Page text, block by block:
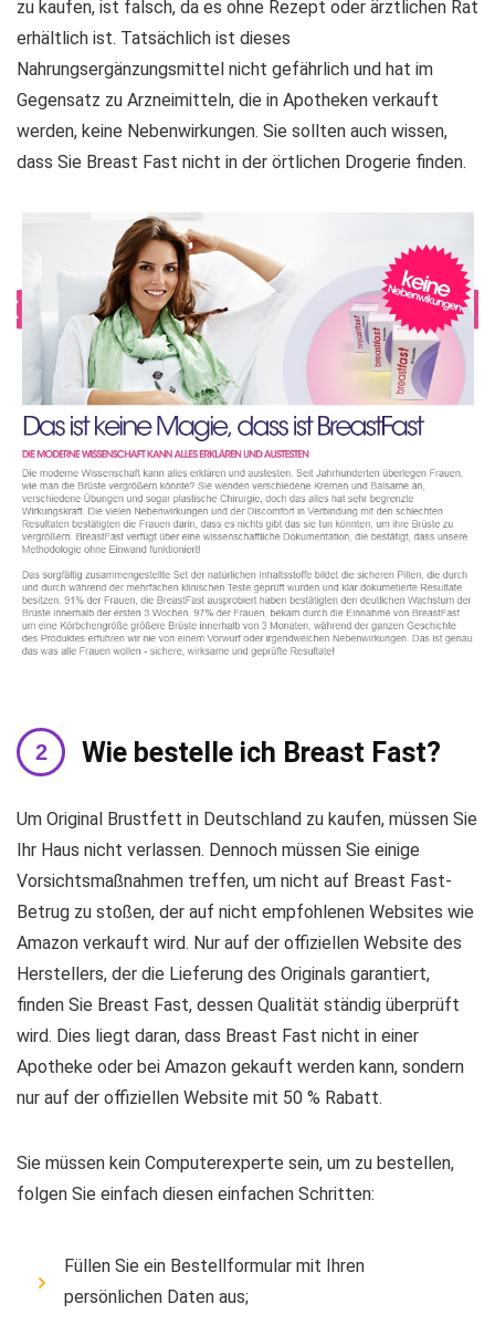
zu kaufen, ist falsch, da es ohne Rezept oder ärztlichen Rat
erhältlich ist. Tatsächlich ist dieses
Nahrungsergänzungsmittel nicht gefährlich und hat im
Gegensatz zu Arzneimitteln, die in Apotheken verkauft
werden, keine Nebenwirkungen. Sie sollten auch wissen,
dass Sie Breast Fast nicht in der örtlichen Drogerie finden.
Wie bestelle ich Breast Fast?
Um Original Brustfett in Deutschland zu kaufen, müssen Sie
Ihr Haus nicht verlassen. Dennoch müssen Sie einige
Vorsichtsmaßnahmen treffen, um nicht auf Breast Fast-
Betrug zu stoßen, der auf nicht empfohlenen Websites wie
Amazon verkauft wird. Nur auf der offiziellen Website des
Herstellers, der die Lieferung des Originals garantiert,
finden Sie Breast Fast, dessen Qualität ständig überprüft
wird. Dies liegt daran, dass Breast Fast nicht in einer
Apotheke oder bei Amazon gekauft werden kann, sondern
nur auf der offiziellen Website mit 50 % Rabatt.
Sie müssen kein Computerexperte sein, um zu bestellen,
folgen Sie einfach diesen einfachen Schritten:
Füllen Sie ein Bestellformular mit Ihren
persönlichen Daten aus;